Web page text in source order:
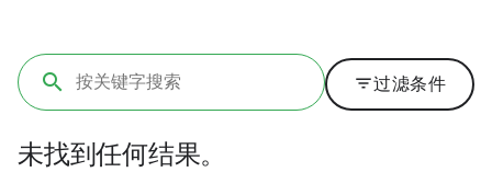
filter_list过滤条件
未找到任何结果。